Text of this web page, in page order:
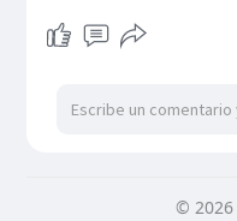
© 2026